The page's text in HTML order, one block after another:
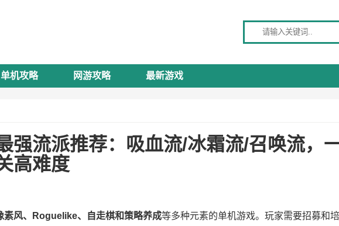
请输入关键词
单机攻略 网游攻略 最新游戏
强流派推荐：吸血流/冰霜流/召唤流，
高难度
素风、Roguelike、自走棋和策略养成等多种元素的单机游戏。玩家需要招募和培